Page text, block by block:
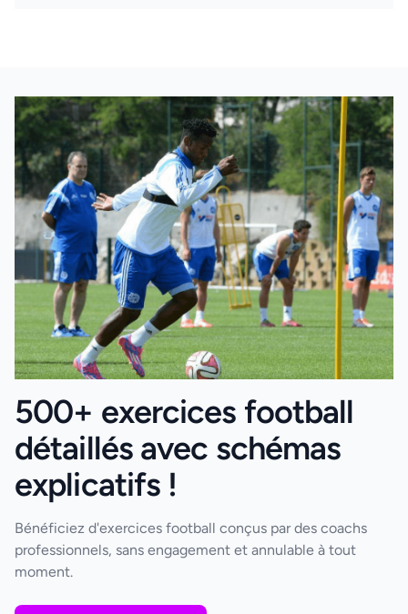
500+ exercices football
détaillés avec schémas
explicatifs !
Bénéficiez d'exercices football conçus par des coachs
professionnels, sans engagement et annulable à tout
moment.